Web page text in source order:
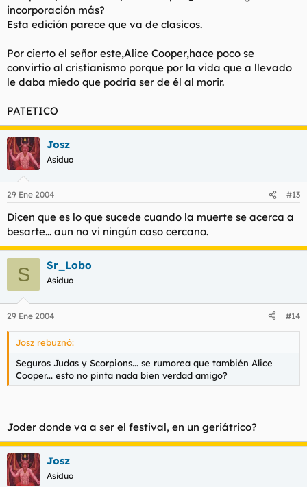
incorporación más?
Esta edición parece que va de clasicos.
Por cierto el señor este,Alice Cooper,hace poco se
convirtio al cristianismo porque por la vida que a llevado
le daba miedo que podria ser de él al morir.
PATETICO
Josz
Asiduo
29 Ene 2004 #13
Dicen que es lo que sucede cuando la muerte se acerca a
besarte... aun no vi ningún caso cercano.
S Sr_Lobo
Asiduo
29 Ene 2004 #14
Josz rebuznó:
Seguros Judas y Scorpions... se rumorea que también Alice
Cooper... esto no pinta nada bien verdad amigo?
Joder donde va a ser el festival, en un geriátrico?
Josz
Asiduo